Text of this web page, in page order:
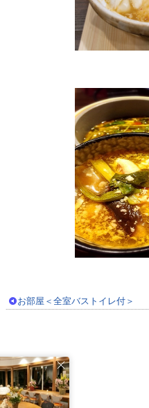
お部屋＜全室バストイレ付＞